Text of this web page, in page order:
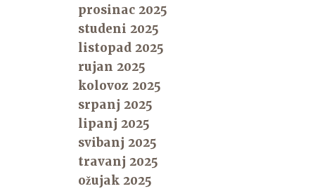
prosinac 2025
studeni 2025
listopad 2025
rujan 2025
kolovoz 2025
srpanj 2025
lipanj 2025
svibanj 2025
travanj 2025
ožujak 2025